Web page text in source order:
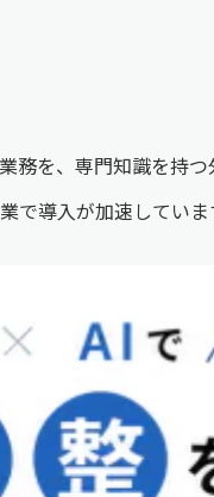
を、専門知識を持つ
導入が加速して